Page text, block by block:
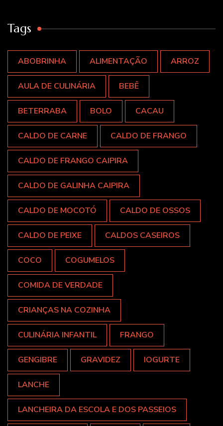
Tags
ABOBRINHA ALIMENTAÇÃO ARROZ
AULA DE CULINÁRIA BEBÊ
BETERRABA BOLO CACAU
CALDO DE CARNE CALDO DE FRANGO
CALDO DE FRANGO CAIPIRA
CALDO DE GALINHA CAIPIRA
CALDO DE MOCOTÓ CALDO DE OSSOS
CALDO DE PEIXE CALDOS CASEIROS
COCO COGUMELOS
COMIDA DE VERDADE
CRIANÇAS NA COZINHA
CULINÁRIA INFANTIL FRANGO
GENGIBRE GRAVIDEZ IOGURTE
LANCHE
LANCHEIRA DA ESCOLA E DOS PASSEIOS